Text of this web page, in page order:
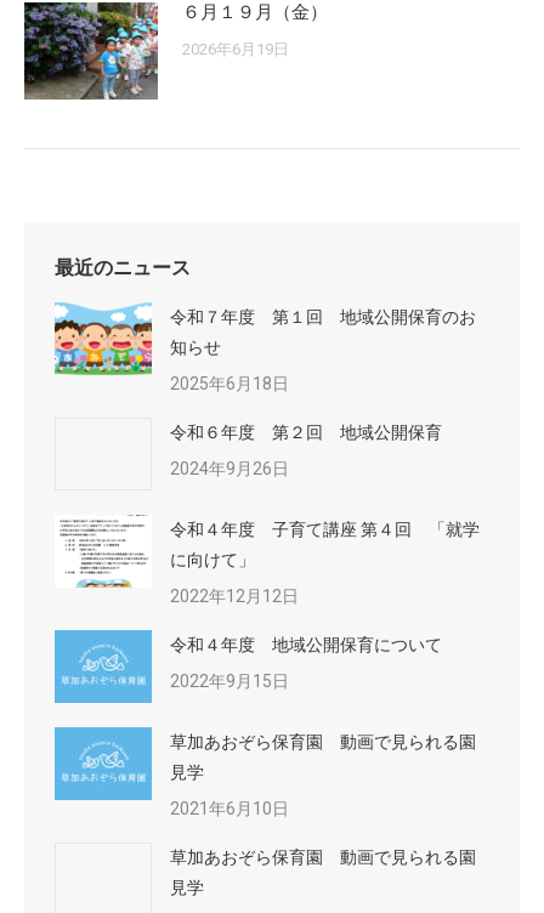
６月１９月（金）
2026年6月19日
最近のニュース
令和７年度 第１回 地域公開保育のお
知らせ
2025年6月18日
令和６年度 第２回 地域公開保育
2024年9月26日
令和４年度 子育て講座 第４回 「就学
に向けて」
2022年12月12日
令和４年度 地域公開保育について
2022年9月15日
草加あおぞら保育園 動画で見られる園
見学
2021年6月10日
草加あおぞら保育園 動画で見られる園
見学